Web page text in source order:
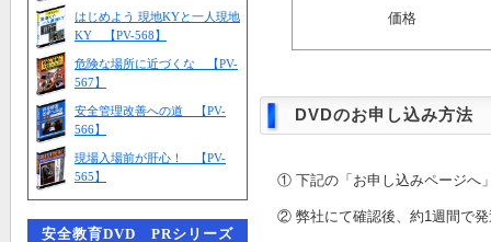
はじめよう 現地KYと一人現地
KY 【PV-568】
危険な場所に近づくな 【PV-
567】
安全管理改善への道 【PV-
566】
現場入場前が肝心！ 【PV-
565】
安全教育DVD PRシリーズ
価格
DVDのお申し込み方法
① 下記の「お申し込みページへ
② 弊社にて確認後、約1週間で